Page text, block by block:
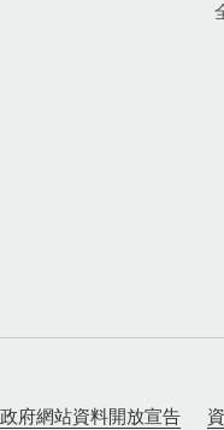
政府網站資料開放宣告